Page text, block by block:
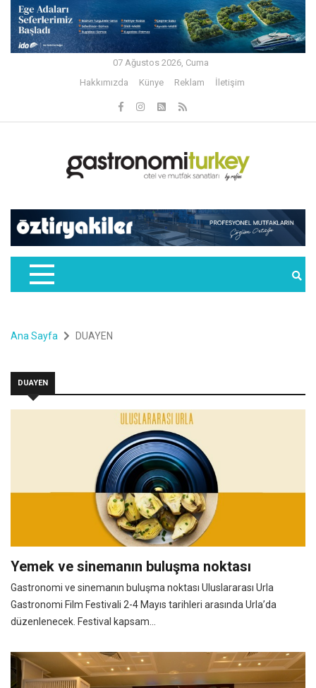
07 Ağustos 2026, Cuma
Hakkımızda
Künye Reklam İletişim
Ana Sayfa DUAYEN
DUAYEN
Yemek ve sinemanın buluşma noktası
Gastronomi ve sinemanın buluşma noktası Uluslararası Urla
Gastronomi Film Festivali 2-4 Mayıs tarihleri arasında Urla’da
düzenlenecek. Festival kapsam...